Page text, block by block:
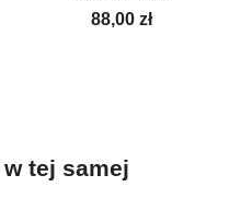
88,00 zł
tej samej